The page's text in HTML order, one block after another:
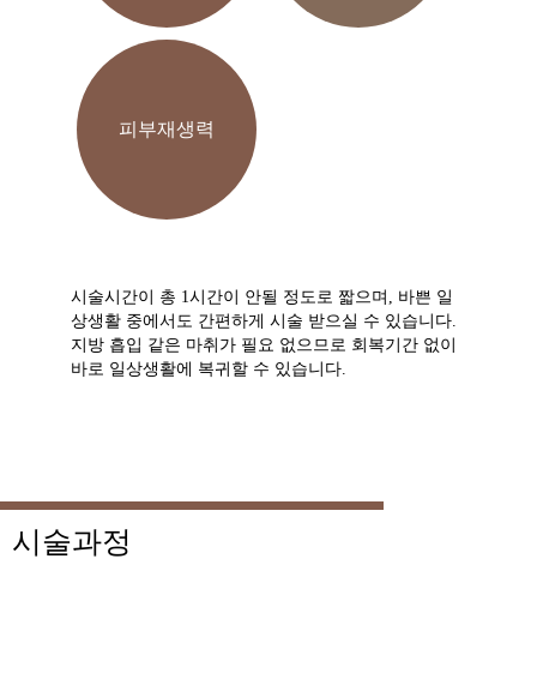
피부재생력
시술시간이 총 1시간이 안될 정도로 짧으며, 바쁜 일
상생활 중에서도 간편하게 시술 받으실 수 있습니다.
지방 흡입 같은 마취가 필요 없으므로 회복기간 없이
바로 일상생활에 복귀할 수 있습니다.
시술과정